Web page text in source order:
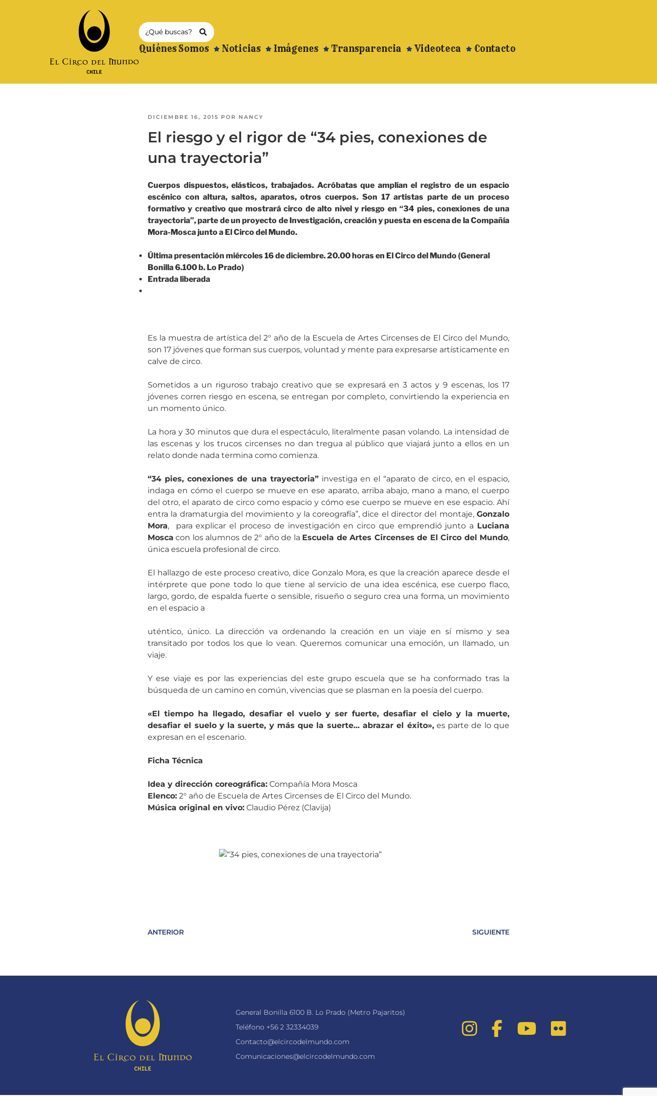
Quiénes Somos Noticias Imágenes Transparencia Videoteca Contacto
DICIEMBRE 16, 2015 POR NANCY
El riesgo y el rigor de “34 pies, conexiones de
una trayectoria”
Cuerpos dispuestos, elásticos, trabajados. Acróbatas que amplían el registro de un espacio
escénico con altura, saltos, aparatos, otros cuerpos. Son 17 artistas parte de un proceso
formativo y creativo que mostrará circo de alto nivel y riesgo en “34 pies, conexiones de una
trayectoria”, parte de un proyecto de Investigación, creación y puesta en escena de la Compañía
Mora-Mosca junto a El Circo del Mundo.
Última presentación miércoles 16 de diciembre. 20.00 horas en El Circo del Mundo (General
Bonilla 6.100 b. Lo Prado)
Entrada liberada
Es la muestra de artística del 2° año de la Escuela de Artes Circenses de El Circo del Mundo,
son 17 jóvenes que forman sus cuerpos, voluntad y mente para expresarse artísticamente en
calve de circo.
Sometidos a un riguroso trabajo creativo que se expresará en 3 actos y 9 escenas, los 17
jóvenes corren riesgo en escena, se entregan por completo, convirtiendo la experiencia en
un momento único.
La hora y 30 minutos que dura el espectáculo, literalmente pasan volando. La intensidad de
las escenas y los trucos circenses no dan tregua al público que viajará junto a ellos en un
relato donde nada termina como comienza.
“34 pies, conexiones de una trayectoria”investiga en el “aparato de circo, en el espacio,
indaga en cómo el cuerpo se mueve en ese aparato, arriba abajo, mano a mano, el cuerpo
del otro, el aparato de circo como espacio y cómo ese cuerpo se mueve en ese espacio. Ahí
entra la dramaturgia del movimiento y la coreografía”, dice el director del montaje, Gonzalo
Mora, para explicar el proceso de investigación en circo que emprendió junto a Luciana
Mosca con los alumnos de 2° año de la Escuela de Artes Circenses de El Circo del Mundo,
única escuela profesional de circo.
El hallazgo de este proceso creativo, dice Gonzalo Mora, es que la creación aparece desde el
intérprete que pone todo lo que tiene al servicio de una idea escénica, ese cuerpo flaco,
largo, gordo, de espalda fuerte o sensible, risueño o seguro crea una forma, un movimiento
en el espacio a
uténtico, único. La dirección va ordenando la creación en un viaje en sí mismo y sea
transitado por todos los que lo vean. Queremos comunicar una emoción, un llamado, un
viaje.
Y ese viaje es por las experiencias del este grupo escuela que se ha conformado tras la
búsqueda de un camino en común, vivencias que se plasman en la poesía del cuerpo.
«El tiempo ha llegado, desafiar el vuelo y ser fuerte, desafiar el cielo y la muerte,
desafiar el suelo y la suerte, y más que la suerte… abrazar el éxito»,es parte de lo que
expresan en el escenario.
Ficha Técnica
Idea y dirección coreográfica: Compañía Mora Mosca
Elenco: 2° año de Escuela de Artes Circenses de El Circo del Mundo.
Música original en vivo: Claudio Pérez (Clavija)
ANTERIOR SIGUIENTE
General Bonilla 6100 B. Lo Prado (Metro Pajaritos)
Teléfono +56 2 32334039
Contacto@elcircodelmundo.com
Comunicaciones@elcircodelmundo.com